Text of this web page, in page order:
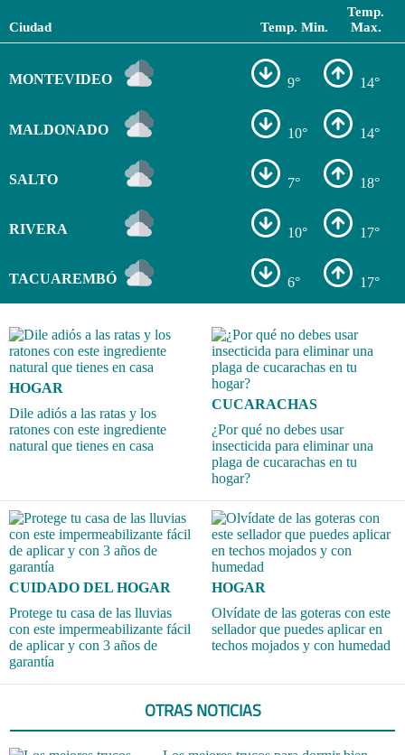
Ciudad Temp. Min.
Temp.
Max.
MONTEVIDEO 9° 14°
MALDONADO 10° 14°
SALTO 7° 18°
RIVERA 10° 17°
TACUAREMBÓ 6° 17°
HOGAR
Dile adiós a las ratas y los
ratones con este ingrediente
natural que tienes en casa
CUCARACHAS
¿Por qué no debes usar
insecticida para eliminar una
plaga de cucarachas en tu
hogar?
CUIDADO DEL HOGAR
Protege tu casa de las lluvias
con este impermeabilizante fácil
de aplicar y con 3 años de
garantía
HOGAR
Olvídate de las goteras con este
sellador que puedes aplicar en
techos mojados y con humedad
OTRAS NOTICIAS